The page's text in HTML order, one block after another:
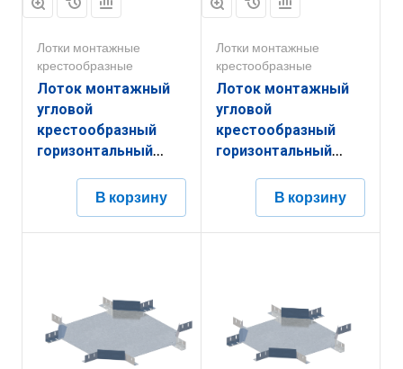
Лотки монтажные
крестообразные
Лоток монтажный
угловой
крестообразный
горизонтальный
В корзину
Лотки монтажные
крестообразные
Лоток монтажный
угловой
крестообразный
горизонтальный
В корзину